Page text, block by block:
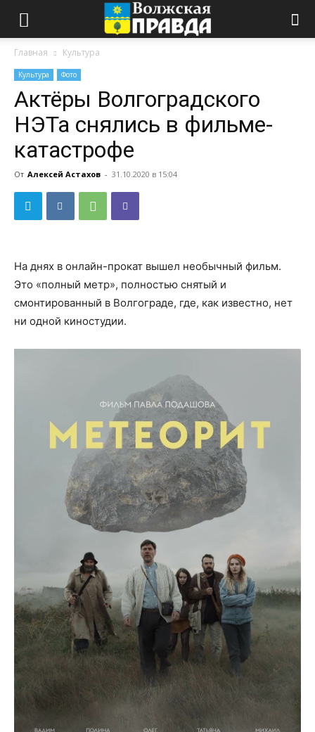
Главная Культура
Культура Фото
Актёры Волгоградского
НЭТа снялись в фильме-
катастрофе
От Алексей Астахов - 31.10.2020 в 15:04
На днях в онлайн-прокат вышел необычный фильм.
Это «полный метр», полностью снятый и
смонтированный в Волгограде, где, как известно, нет
ни одной киностудии.